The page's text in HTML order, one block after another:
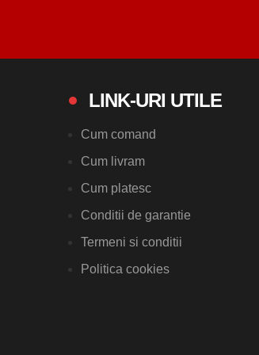
LINK-URI UTILE
Cum comand
Cum livram
Cum platesc
Conditii de garantie
Termeni si conditii
Politica cookies